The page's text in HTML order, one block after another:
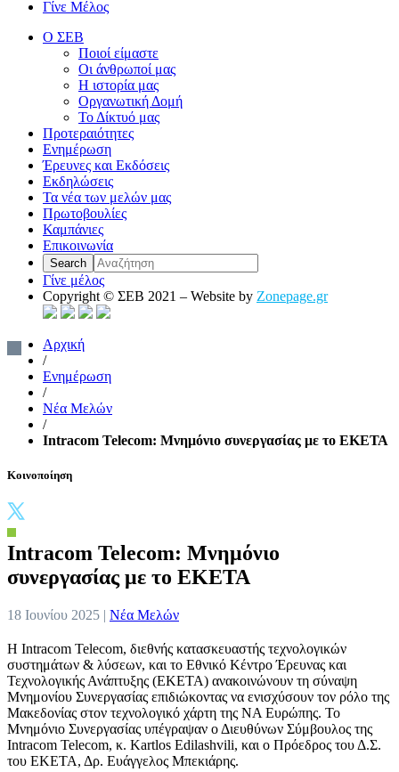
Γίνε Μέλος
Ο ΣΕΒ
Ποιοί είμαστε
Οι άνθρωποί μας
Η ιστορία μας
Οργανωτική Δομή
Το Δίκτυό μας
Προτεραιότητες
Ενημέρωση
Έρευνες και Εκδόσεις
Εκδηλώσεις
Τα νέα των μελών μας
Πρωτοβουλίες
Καμπάνιες
Επικοινωνία
Γίνε μέλος
Copyright © ΣΕΒ 2021 – Website by Zonepage.gr
Αρχική
/
Ενημέρωση
/
Νέα Μελών
/
Intracom Telecom: Μνημόνιο συνεργασίας με το ΕΚΕΤΑ
Κοινοποίηση
Intracom Telecom: Μνημόνιο
συνεργασίας με το ΕΚΕΤΑ
18 Ιουνίου 2025 | Νέα Μελών
Η Intracom Telecom, διεθνής κατασκευαστής τεχνολογικών
συστημάτων & λύσεων, και το Εθνικό Κέντρο Έρευνας και
Τεχνολογικής Ανάπτυξης (ΕΚΕΤΑ) ανακοινώνουν τη σύναψη
Μνημονίου Συνεργασίας επιδιώκοντας να ενισχύσουν τον ρόλο της
Μακεδονίας στον τεχνολογικό χάρτη της ΝΑ Ευρώπης. Το
Μνημόνιο Συνεργασίας υπέγραψαν ο Διευθύνων Σύμβουλος της
Intracom Telecom, κ. Kartlos Edilashvili, και ο Πρόεδρος του Δ.Σ.
του ΕΚΕΤΑ, Δρ. Ευάγγελος Μπεκιάρης.